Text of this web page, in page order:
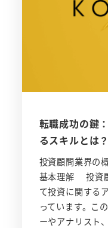
転職成功の鍵
るスキルとは？
投資顧問業界の
基本理解 投資
て投資に関する
っています。こ
ーやアナリスト